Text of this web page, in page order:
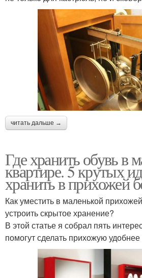
читать дальше →
Где хранить обувь в
квартире. 5 крутых
хранить в прихожей
Как уместить в маленькой
устроить скрытое хранение?
В этой статье я собрал пять
помогут сделать прихожую